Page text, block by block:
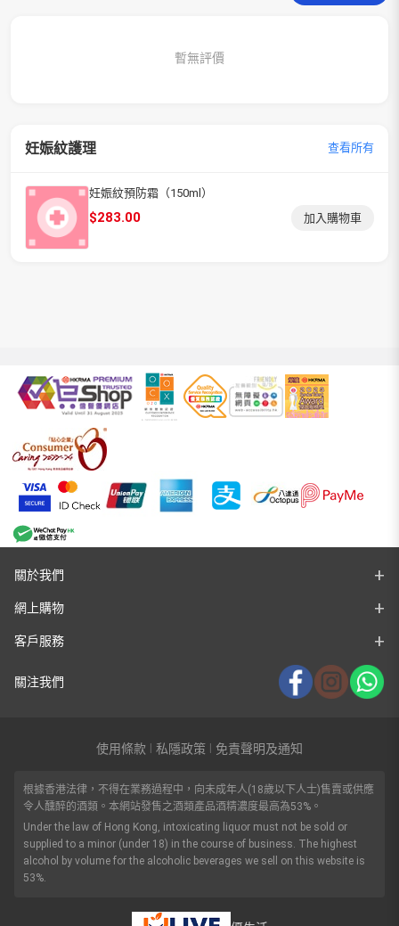
暫無評價
妊娠紋護理 查看所有
妊娠紋預防霜（150ml）
$283.00 加入購物車
關於我們
網上購物
客戶服務
關注我們
使用條款 私隱政策 免責聲明及通知
根據香港法律，不得在業務過程中，向未成年人(18歲以下人士)售賣或供應
令人醺醉的酒類。本網站發售之酒類產品酒精濃度最高為53%。
Under the law of Hong Kong, intoxicating liquor must not be sold or
supplied to a minor (under 18) in the course of business. The highest
alcohol by volume for the alcoholic beverages we sell on this website is
53%.